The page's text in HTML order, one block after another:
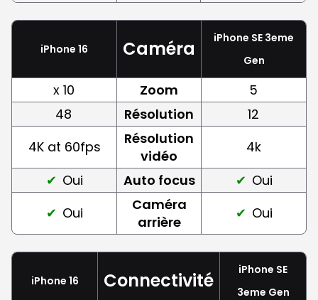
iPhone 16 Caméra
iPhone SE 3eme
Gen
x 10 Zoom
5
48
Résolution
12
4K at 60fps
Résolution
vidéo
4k
Oui
Auto focus
Oui
Oui
Caméra
arrière
Oui
iPhone 16 Connectivité
iPhone SE
3eme Gen